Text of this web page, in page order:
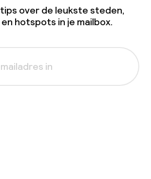
over de leukste steden,
hotspots in je mailbox.